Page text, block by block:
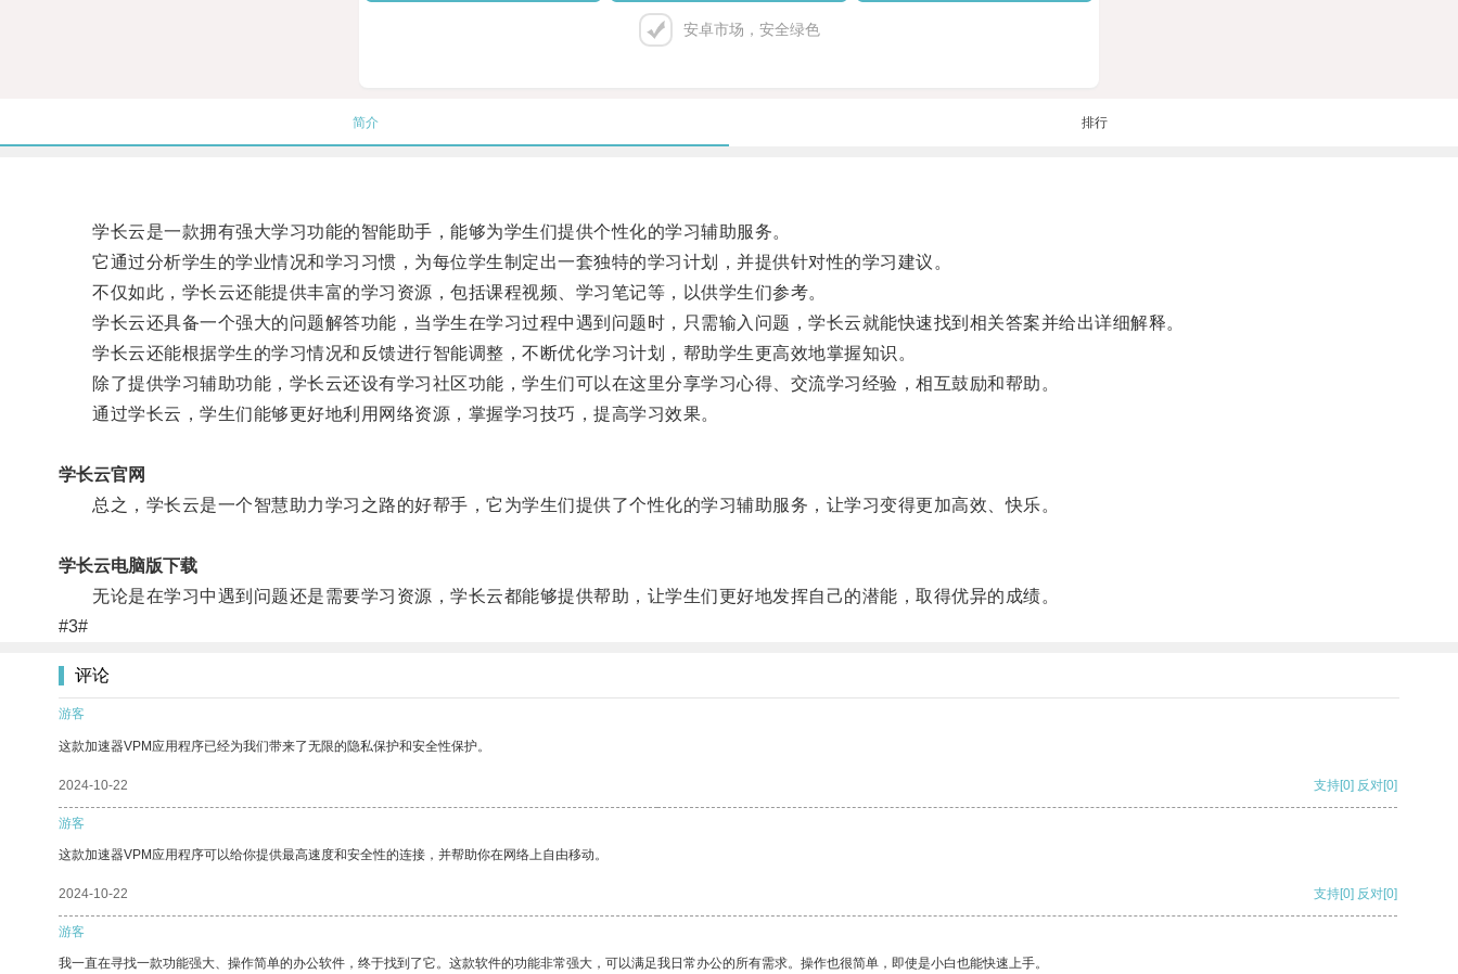
安卓市场，安全绿色
简介 排行
学长云是一款拥有强大学习功能的智能助手，能够为学生们提供个性化的学习辅助服务。
它通过分析学生的学业情况和学习习惯，为每位学生制定出一套独特的学习计划，并提供针对性的学习建议。
不仅如此，学长云还能提供丰富的学习资源，包括课程视频、学习笔记等，以供学生们参考。
学长云还具备一个强大的问题解答功能，当学生在学习过程中遇到问题时，只需输入问题，学长云就能快速找到相关答案并给出详细解释。
学长云还能根据学生的学习情况和反馈进行智能调整，不断优化学习计划，帮助学生更高效地掌握知识。
除了提供学习辅助功能，学长云还设有学习社区功能，学生们可以在这里分享学习心得、交流学习经验，相互鼓励和帮助。
通过学长云，学生们能够更好地利用网络资源，掌握学习技巧，提高学习效果。
学长云官网
总之，学长云是一个智慧助力学习之路的好帮手，它为学生们提供了个性化的学习辅助服务，让学习变得更加高效、快乐。
学长云电脑版下载
无论是在学习中遇到问题还是需要学习资源，学长云都能够提供帮助，让学生们更好地发挥自己的潜能，取得优异的成绩。
#3#
评论
游客
这款加速器VPM应用程序已经为我们带来了无限的隐私保护和安全性保护。
2024-10-22 支持[0] 反对[0]
游客
这款加速器VPM应用程序可以给你提供最高速度和安全性的连接，并帮助你在网络上自由移动。
2024-10-22 支持[0] 反对[0]
游客
我一直在寻找一款功能强大、操作简单的办公软件，终于找到了它。这款软件的功能非常强大，可以满足我日常办公的所有需求。操作也很简单，即使是小白也能快速上手。